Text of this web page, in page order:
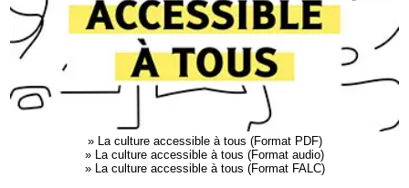
»
La culture accessible à tous (Format PDF)
»
La culture accessible à tous (Format audio)
»
La culture accessible à tous (Format FALC)